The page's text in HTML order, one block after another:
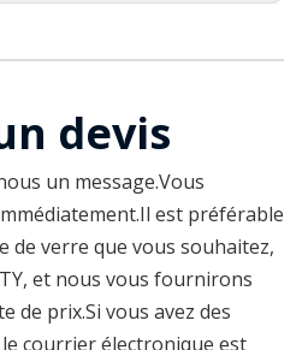
devis
un message.Vous
est préférable
de verre que vous souhaitez,
et nous vous fournirons
de prix.Si vous avez des
courrier électronique est